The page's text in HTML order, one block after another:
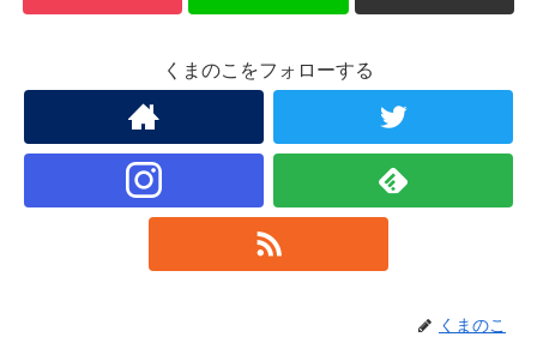
くまのこをフォローする
くまのこ